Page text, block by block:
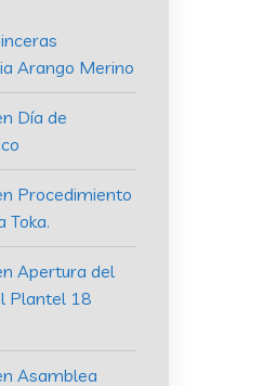
Arango Merino
Día de
Procedimiento
Toka.
Apertura del
Plantel 18
Asamblea